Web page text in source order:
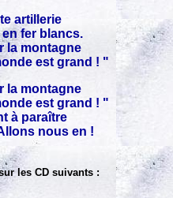
artillerie
fer blancs.
la montagne
est grand ! "
la montagne
est grand ! "
à paraître
nous en !
les CD suivants :